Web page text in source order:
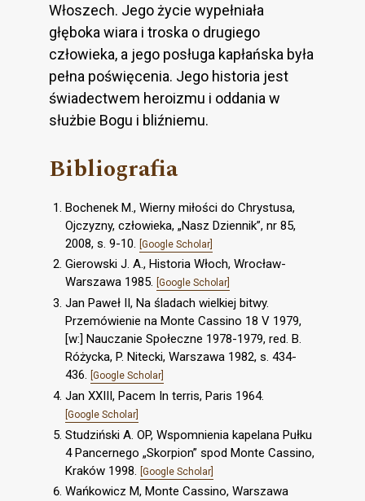
Włoszech. Jego życie wypełniała
głęboka wiara i troska o drugiego
człowieka, a jego posługa kapłańska była
pełna poświęcenia. Jego historia jest
świadectwem heroizmu i oddania w
służbie Bogu i bliźniemu.
Bibliografia
Bochenek M., Wierny miłości do Chrystusa,
Ojczyzny, człowieka, „Nasz Dziennik”, nr 85,
2008, s. 9-10.
[Google Scholar]
Gierowski J. A., Historia Włoch, Wrocław-
Warszawa 1985. [Google Scholar]
Jan Paweł II, Na śladach wielkiej bitwy.
Przemówienie na Monte Cassino 18 V 1979,
[w:] Nauczanie Społeczne 1978-1979, red. B.
Różycka, P. Nitecki, Warszawa 1982, s. 434-
436. [Google Scholar]
Jan XXIII, Pacem In terris, Paris 1964.
[Google Scholar]
Studziński A. OP, Wspomnienia kapelana Pułku
4 Pancernego „Skorpion” spod Monte Cassino,
Kraków 1998.
[Google Scholar]
Wańkowicz M, Monte Cassino, Warszawa